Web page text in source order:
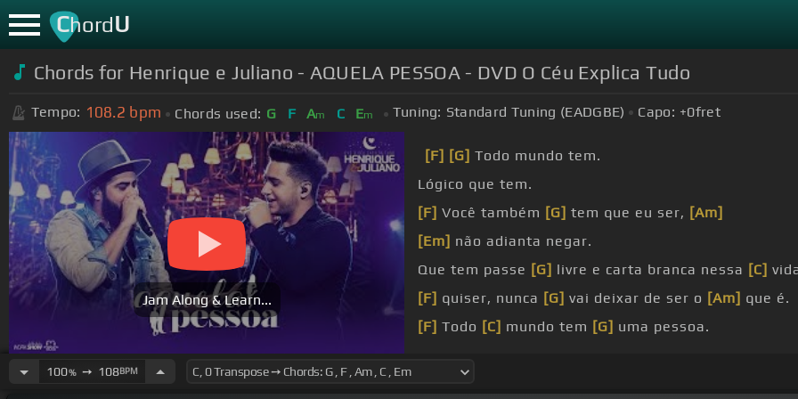
ChordU
Chords for Henrique e Juliano - AQUELA PESSOA - DVD O Céu Explica Tudo
Tempo: 108.2 bpm Chords used: G F Am C Em Tuning: Standard Tuning (EADGBE) Capo: +0fret
Jam Along & Learn...
[F] [G] Todo mundo tem.
Lógico que tem.
[F] Você também [G] tem que eu ser, [Am]
[Em] não adianta negar.
Que tem passe [G] livre e carta branca nessa [C]
[F] quiser, nunca [G] vai deixar de ser o [Am] que é.
[F] Todo [C] mundo tem [G] uma pessoa.
100%➙ 108BPM